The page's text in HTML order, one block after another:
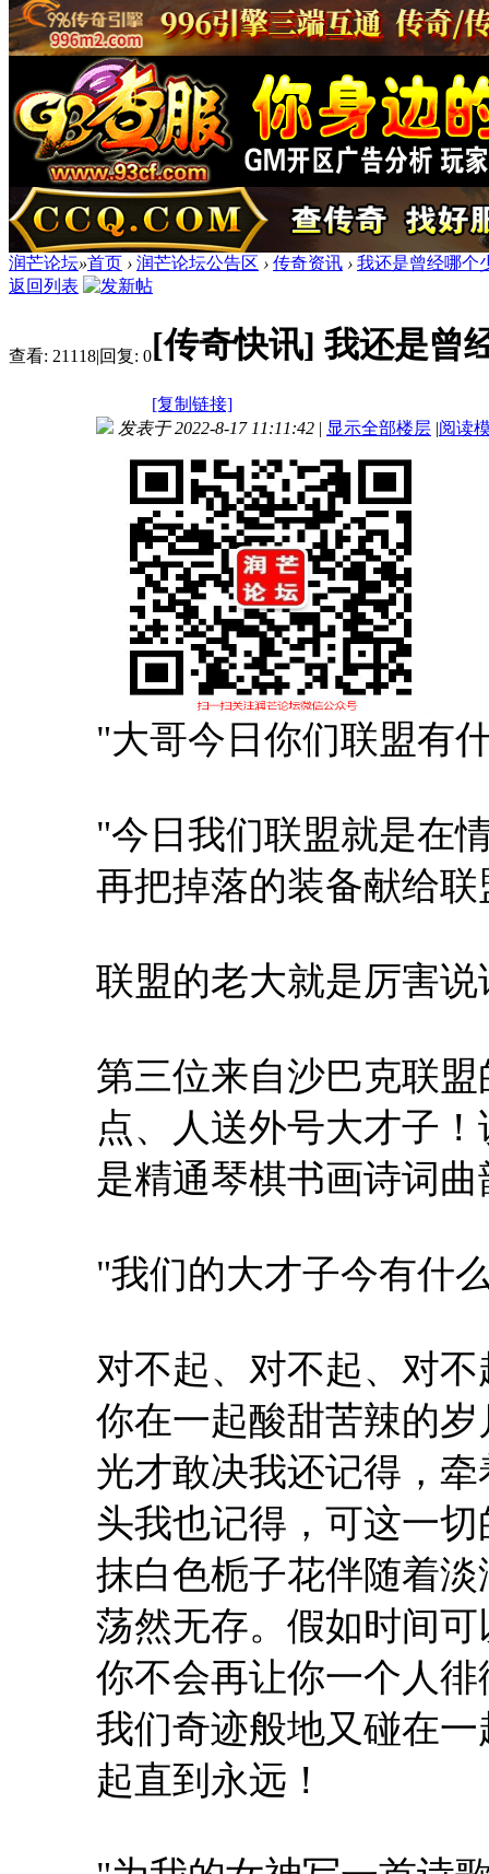
润芒论坛»首页 › 润芒论坛公告区 › 传奇资讯 › 我还是曾经哪个
返回列表
查看: 21118|回复: 0[传奇快讯] 我还是曾
[复制链接]
发表于 2022-8-17 11:11:42 | 显示全部楼层 |阅读
"大哥今日你们联盟有
"今日我们联盟就是在
再把掉落的装备献给
联盟的老大就是厉害
第三位来自沙巴克联
点、人送外号大才子
是精通琴棋书画诗词
"我们的大才子今有什
对不起、对不起、对
你在一起酸甜苦辣的
光才敢决我还记得，
头我也记得，可这一
抹白色栀子花伴随着
荡然无存。假如时间
你不会再让你一个人
我们奇迹般地又碰在
起直到永远！